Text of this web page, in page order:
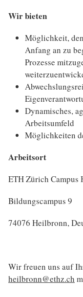
Wir bieten
Möglichkeit,
Anfang an zu
Prozesse
Dynamisches,
Arbeitsumfeld
Möglichkeiten
Arbeitsort
ETH Zürich Campus
Bildungscampus 9
74076 Heilbronn,
Wir freuen uns auf
heilbronn@ethz.ch